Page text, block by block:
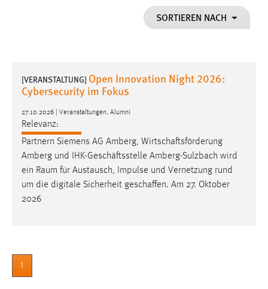
SORTIEREN NACH
[VERANSTALTUNG] Open Innovation Night 2026:
Cybersecurity im Fokus
27.10.2026 | Veranstaltungen, Alumni
Relevanz:
Partnern Siemens AG Amberg, Wirtschaftsförderung
Amberg und IHK-Geschäftsstelle Amberg-Sulzbach wird
ein Raum für Austausch, Impulse und Vernetzung rund
um die digitale Sicherheit geschaffen. Am 27. Oktober
2026
1
Performance
Name:
staticfilecache
Zweck:
Für performante Seitenauslieferung wird in diesem Cookie
gespeichert, ob man eingeloggt ist.
Sprachpräferenz